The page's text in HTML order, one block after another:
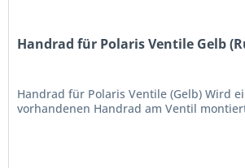
Handrad für Polaris Ventile Gelb
Handrad für Polaris Ventile (Gelb) Wird
vorhandenen Handrad am Ventil